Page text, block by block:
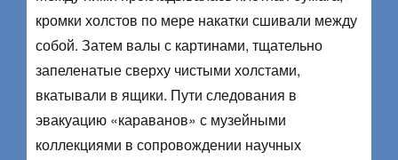
кромки холстов по мере накатки сшивали между
собой. Затем валы с картинами, тщательно
запеленатые сверху чистыми холстами,
вкатывали в ящики. Пути следования в
эвакуацию «караванов» с музейными
коллекциями в сопровождении научных